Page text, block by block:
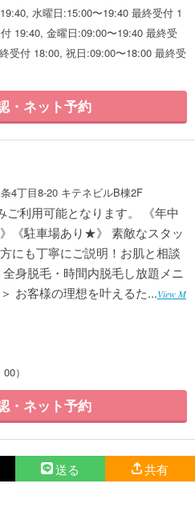
水曜日:15:00〜19:40 最終受付 1
19:40, 金曜日:09:00〜19:40 最終受
受付 18:00, 祝日:09:00〜18:00 最終受
・ネット予約
4丁目8-20 キテネビルB棟2F
利用可能となります。 《年中
《駐車場あり★》 素敵なスタッ
にも丁寧にご説明！お肌と相談
身脱毛・時間内脱毛し放題メニ
お客様の理想を叶えるた...View M
）
・ネット予約
送る 共有